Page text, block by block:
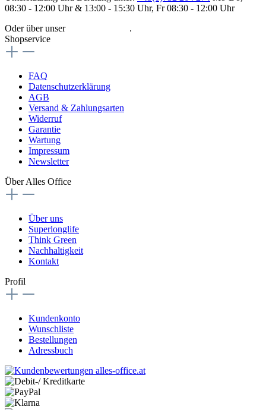
08:30 - 12:00 Uhr & 13:00 - 15:30 Uhr, Fr 08:30 - 12:00 Uhr
Oder über unser
.
Shopservice
FAQ
Datenschutzerklärung
AGB
Versand & Zahlungsarten
Widerruf
Garantie
Wartung
Impressum
Newsletter
Über Alles Office
Über uns
Superlonglife
Think Green
Nachhaltigkeit
Kontakt
Profil
Kundenkonto
Wunschliste
Bestellungen
Adressbuch